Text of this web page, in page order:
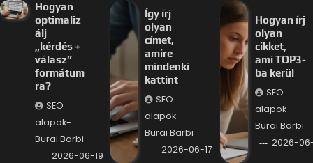
Hogyan
optimaliz
álj
„kérdés +
válasz”
formátum
ra?
SEO
alapok-
Burai Barbi
2026-06-19
Így írj
olyan
címet,
amire
mindenki
kattint
SEO
alapok-
Burai Barbi
2026-06-17
Hogyan írj
olyan
cikket,
ami TOP3-
ba kerül
SEO
alapok-
Burai Barbi
2026-06-